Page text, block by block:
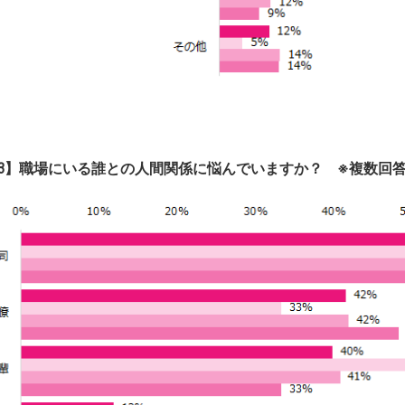
】職場にいる誰との人間関係に悩んでいますか？ ※複数回